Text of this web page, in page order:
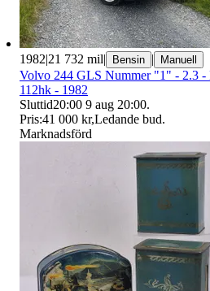
1982|21 732 mil| Bensin | Manuell
Volvo 244 GLS Nummer "1" - 2.3
112hk - 1982
Sluttid20:00 9 aug 20:00.
Pris:41 000 kr,Ledande bud.
Marknadsförd